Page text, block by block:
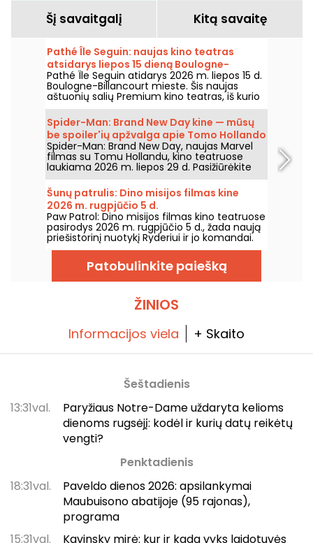
Šį savaitgalį Kitą savaitę
Pathé Île Seguin: naujas kino teatras
atsidarys liepos 15 dieną Boulogne-
Billancourt
Pathé Île Seguin atidarys 2026 m. liepos 15 d.
Boulogne-Billancourt mieste. Šis naujas
aštuonių salių Premium kino teatras, iš kurio
viena salė – IMAX, įsikurs Pointe des Arts
teritorijoje Île Seguin saloje.
Spider-Man: Brand New Day kine — mūsų
be spoiler'ių apžvalga apie Tomo Hollando
grįžimą į Žmogų-Vorą
Spider-Man: Brand New Day, naujas Marvel
filmas su Tomu Hollandu, kino teatruose
laukiama 2026 m. liepos 29 d. Pasižiūrėkite
mūsų apžvalgą!
Šunų patrulis: Dino misijos filmas kine
2026 m. rugpjūčio 5 d.
Paw Patrol: Dino misijos filmas kino teatruose
pasirodys 2026 m. rugpjūčio 5 d., žada naują
priešistorinį nuotykį Ryderiui ir jo komandai.
Patobulinkite paiešką
ŽINIOS
Informacijos viela + Skaito
Šeštadienis
13:31val.
Paryžiaus Notre-Dame uždaryta kelioms
dienoms rugsėjį: kodėl ir kurių datų reikėtų
vengti?
Penktadienis
18:31val.
Paveldo dienos 2026: apsilankymai
Maubuisono abatijoje (95 rajonas),
programa
15:31val.
Kavinsky mirė: kur ir kada vyks laidotuvės